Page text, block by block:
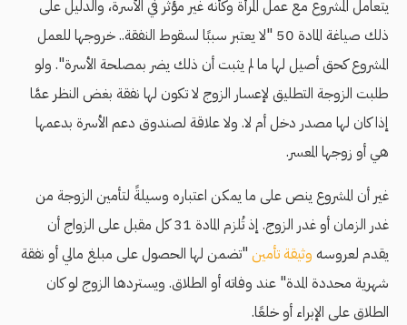
يتعامل المشروع مع عمل المرأة وكأنه غير مؤثر في الأسرة، والدليل على
ذلك صياغة المادة 50 "لا يعتبر سببًا لسقوط النفقة.. خروجها للعمل
المشروع كحق أصيل لها ما لم يثبت أن ذلك يضر بمصلحة الأسرة". ولو
طلبت الزوجة التطليق لإعسار الزوج لا تكون لها نفقة بغض النظر عمَّا
إذا كان لها مصدر دخل أم لا. ولا علاقة لصندوق دعم الأسرة بدعمها
هي أو زوجها المعسر.
غير أن المشروع ينص على ما يمكن اعتباره وسيلةً لتأمين الزوجة من
غدر الزمان أو غدر الزوج. إذ تُلزم المادة 31 كل مقبل على الزواج أن
يقدم لعروسه وثيقة تأمين "تضمن لها الحصول على مبلغ مالي أو نفقة
شهرية محددة المدة" عند وفاته أو الطلاق. ويستردها الزوج لو كان
الطلاق على الإبراء أو خلعًا.